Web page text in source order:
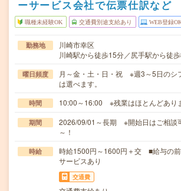
ーサービス会社で伝票仕訳など
職種未経験OK 交通費別途支給あり WEB登録
勤務地
川崎市幸区
川崎駅から徒歩15分／尻手駅から徒
曜日頻度
月～金・土・日・祝 ※週3～5日のシ
は選べます。
時間 10:00～16:00 ※残業はほとんどあり
期間
2026/09/01～長期 ※開始日はご相
～！
時給
時給1500円～1600円＋交 ■給与の
サービスあり
交通費